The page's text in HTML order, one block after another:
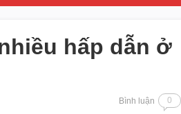
hấp dẫn ở
Bình luận 0